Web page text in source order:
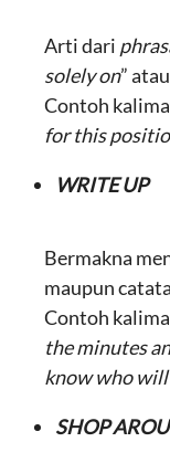
Arti dari
solely on”
Contoh
for this
WRITE UP
Bermakna
maupun
Contoh
the minutes
know who will
SHOP